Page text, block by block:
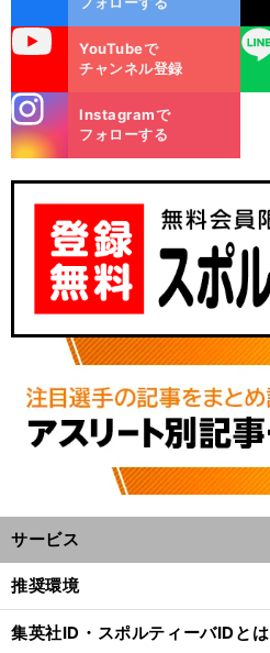
YouTubeで
チャンネル登録
LINE
m
Instagramで
フォローする
サービス
推奨環境
集英社ID・スポルティーバIDとは